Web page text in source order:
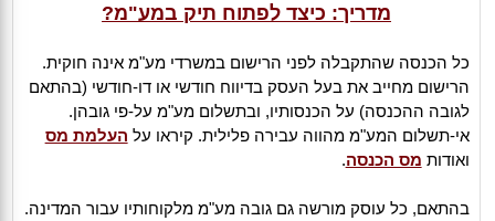
מדריך: כיצד לפתוח תיק במע"מ?
כל הכנסה שהתקבלה לפני הרישום במשרדי מע"מ אינה חוקית.
הרישום מחייב את בעל העסק בדיווח חודשי או דו-חודשי (בהתאם
לגובה ההכנסה) על הכנסותיו, ובתשלום מע"מ על-פי גובהן.
אי-תשלום המע"מ מהווה עבירה פלילית. קיראו על העלמת מס
ואודות מס הכנסה.
בהתאם, כל עוסק מורשה גם גובה מע"מ מלקוחותיו עבור המדינה.